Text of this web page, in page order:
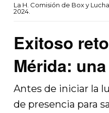
La H. Comisión de Box y
2024.
Exitoso
Mérida:
Antes de iniciar la
de presencia para